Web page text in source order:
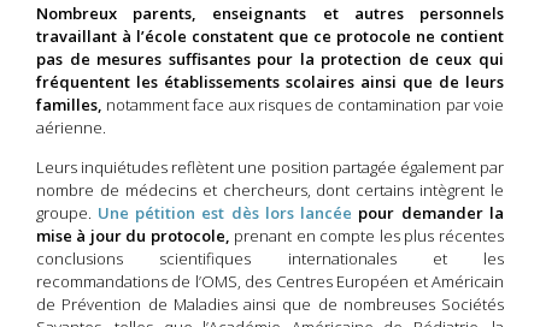
Nombreux parents, enseignants et autres personnels
travaillant à l’école constatent que ce protocole ne contient
pas de mesures suffisantes pour la protection de ceux qui
fréquentent les établissements scolaires ainsi que de leurs
familles, notamment face aux risques de contamination par voie
aérienne.
Leurs inquiétudes reflètent une position partagée également par
nombre de médecins et chercheurs, dont certains intègrent le
groupe. Une pétition est dès lors lancée pour demander la
mise à jour du protocole, prenant en compte les plus récentes
conclusions scientifiques internationales et les
recommandations de l’OMS, des Centres Européen et Américain
de Prévention de Maladies ainsi que de nombreuses Sociétés